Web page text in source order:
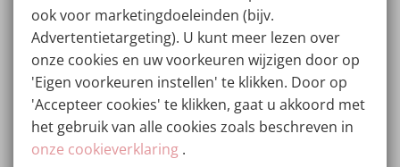
maximale resultaten te behalen, waarbij peelings de
huidtextuur verbeteren en IPL de pigmentatie aanpakt.
De huidexperts van Cosmetique Totale stellen een
gepersonaliseerd behandelplan op dat past bij jouw
unieke huidtype en behoeften, om pigmentvlekken
effectief te verminderen en een egale teint te
bevorderen.
ook voor marketingdoeleinden (bijv.
Advertentietargeting). U kunt meer lezen over
onze cookies en uw voorkeuren wijzigen door op
'Eigen voorkeuren instellen' te klikken. Door op
'Accepteer cookies' te klikken, gaat u akkoord met
het gebruik van alle cookies zoals beschreven in
onze cookieverklaring .